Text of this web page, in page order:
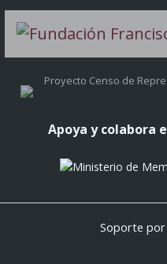
Proyecto Censo de
Apoya y colabora
Soporte por